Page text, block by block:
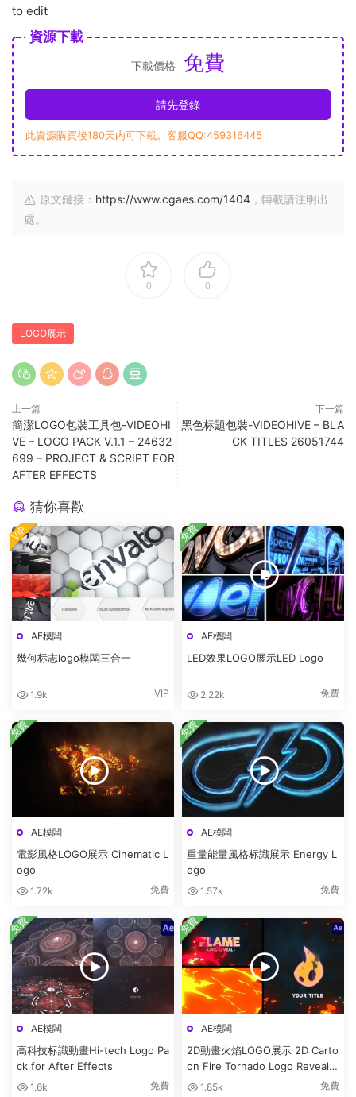
to edit
資源下載
下載價格 免費
請先登錄
此資源購買後180天内可下載。客服QQ:459316445
原文鏈接： https://www.cgaes.com/1404 ，轉載請注明出
處。
0 0
LOGO展示
上一篇
簡潔LOGO包裝工具包-VIDEOHI
VE – LOGO PACK V.1.1 – 24632
699 – PROJECT & SCRIPT FOR
AFTER EFFECTS
下一篇
黑色标題包裝-VIDEOHIVE – BLA
CK TITLES 26051744
猜你喜歡
AE模闆
幾何标志logo模闆三合一
1.9k VIP
VIP
AE模闆
LED效果LOGO展示LED Logo
2.22k 免費
免費
AE模闆
電影風格LOGO展示 Cinematic L
ogo
1.72k 免費
免費
AE模闆
重量能量風格标識展示 Energy L
ogo
1.57k 免費
免費
AE模闆
高科技标識動畫Hi-tech Logo Pa
ck for After Effects
1.6k 免費
免費
AE模闆
2D動畫火焰LOGO展示 2D Carto
on Fire Tornado Logo Reveals
[After Effects]
1.85k 免費
免費